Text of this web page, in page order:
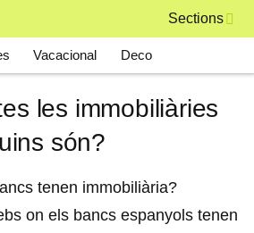
Sections
Vacacional Deco
les immobiliàries
són?
tenen immobiliària?
on els bancs espanyols tenen